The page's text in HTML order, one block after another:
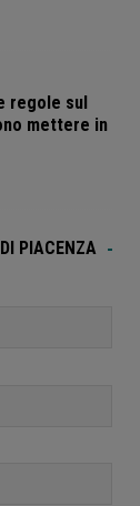
regole sul
mettere in
PIACENZA